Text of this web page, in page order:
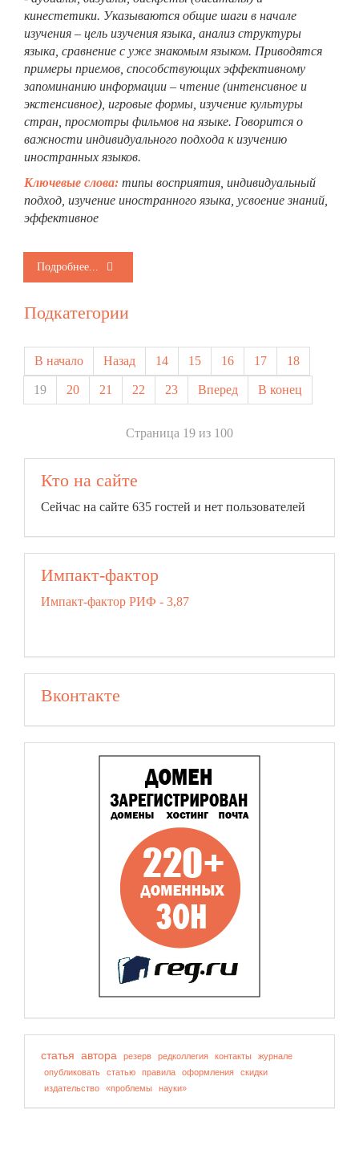
кинестетики. Указываются общие шаги в начале
изучения – цель изучения языка, анализ структуры
языка, сравнение с уже знакомым языком. Приводятся
примеры приемов, способствующих эффективному
запоминанию информации – чтение (интенсивное и
экстенсивное), игровые формы, изучение культуры
стран, просмотры фильмов на языке. Говорится о
важности индивидуального подхода к изучению
иностранных языков.
Ключевые слова: типы восприятия, индивидуальный
подход, изучение иностранного языка, усвоение знаний,
эффективное
Подробнее...
Подкатегории
В начало Назад 14 15 16 17 18
19 20 21 22 23 Вперед В конец
Страница 19 из 100
Кто на сайте
Сейчас на сайте 635 гостей и нет пользователей
Импакт-фактор
Импакт-фактор РИФ - 3,87
Вконтакте
статья автора резерв редколлегия контакты
журнале
опубликовать
статью правила оформления
скидки
издательство
«проблемы науки»